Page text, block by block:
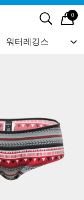
검색
0
워터레깅스 비
메뉴